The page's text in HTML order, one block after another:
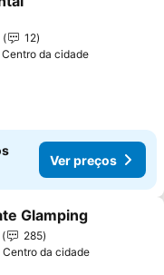
aos favoritos
12
da cidade
Ver preços
aos favoritos
Glamping
285
da cidade